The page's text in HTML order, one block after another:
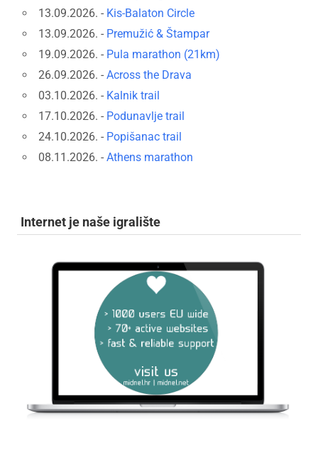
13.09.2026. - Kis-Balaton Circle
13.09.2026. - Premužić & Štampar
19.09.2026. - Pula marathon (21km)
26.09.2026. - Across the Drava
03.10.2026. - Kalnik trail
17.10.2026. - Podunavlje trail
24.10.2026. - Popišanac trail
08.11.2026. - Athens marathon
Internet je naše igralište